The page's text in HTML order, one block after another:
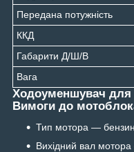
Передана потужність
ККД
Габарити Д/Ш/В
Вага
Ходоуменшувач для
Вимоги до
Тип мотора —
Вихідний вал